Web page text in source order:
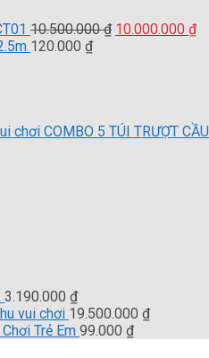
10.500.000₫ Giá
10.000.000 ₫Giá
120.000 ₫
COMBO 5 TÚI TRƯỢT
3.190.000 ₫
vui chơi 19.500.000 ₫
Trẻ Em 99.000 ₫